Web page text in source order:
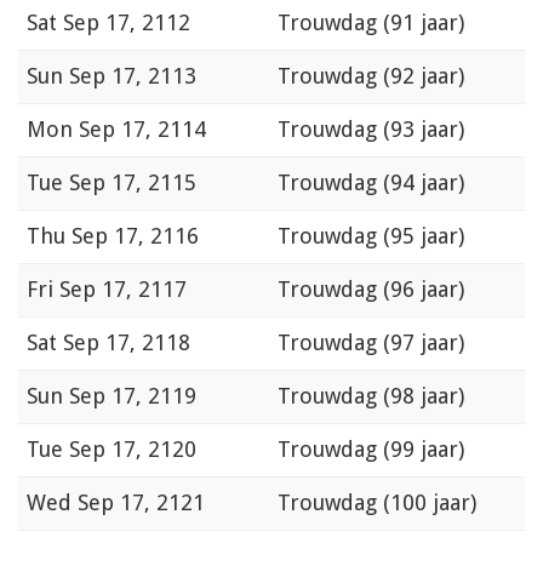
Sat Sep 17, 2112 Trouwdag (91 jaar)
Sun Sep 17, 2113 Trouwdag (92 jaar)
Mon Sep 17, 2114 Trouwdag (93 jaar)
Tue Sep 17, 2115 Trouwdag (94 jaar)
Thu Sep 17, 2116 Trouwdag (95 jaar)
Fri Sep 17, 2117 Trouwdag (96 jaar)
Sat Sep 17, 2118 Trouwdag (97 jaar)
Sun Sep 17, 2119 Trouwdag (98 jaar)
Tue Sep 17, 2120 Trouwdag (99 jaar)
Wed Sep 17, 2121 Trouwdag (100 jaar)